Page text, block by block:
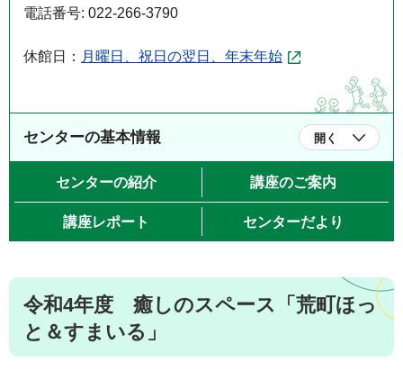
電話番号: 022-266-3790
休館日： 月曜日、祝日の翌日、年末年始
センターの基本情報 開く
センターの紹介 講座のご案内
講座レポート センターだより
令和4年度 癒しのスペース「荒町ほっ
と＆すまいる」